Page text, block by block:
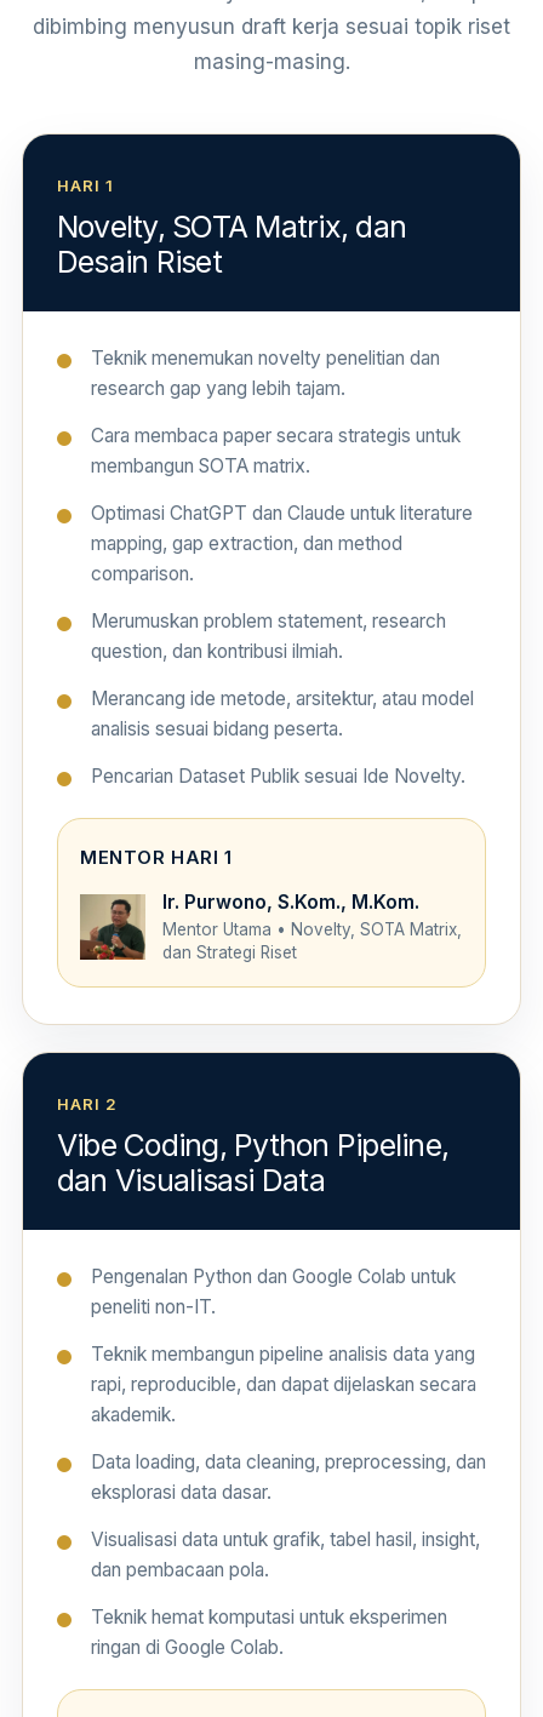
dibimbing menyusun draft kerja sesuai topik riset
masing-masing.
HARI 1
Novelty, SOTA Matrix, dan
Desain Riset
Teknik menemukan novelty penelitian dan
research gap yang lebih tajam.
Cara membaca paper secara strategis untuk
membangun SOTA matrix.
Optimasi ChatGPT dan Claude untuk literature
mapping, gap extraction, dan method
comparison.
Merumuskan problem statement, research
question, dan kontribusi ilmiah.
Merancang ide metode, arsitektur, atau model
analisis sesuai bidang peserta.
Pencarian Dataset Publik sesuai Ide Novelty.
MENTOR HARI 1
Ir. Purwono, S.Kom., M.Kom.
Mentor Utama • Novelty, SOTA Matrix,
dan Strategi Riset
HARI 2
Vibe Coding, Python Pipeline,
dan Visualisasi Data
Pengenalan Python dan Google Colab untuk
peneliti non-IT.
Teknik membangun pipeline analisis data yang
rapi, reproducible, dan dapat dijelaskan secara
akademik.
Data loading, data cleaning, preprocessing, dan
eksplorasi data dasar.
Visualisasi data untuk grafik, tabel hasil, insight,
dan pembacaan pola.
Teknik hemat komputasi untuk eksperimen
ringan di Google Colab.